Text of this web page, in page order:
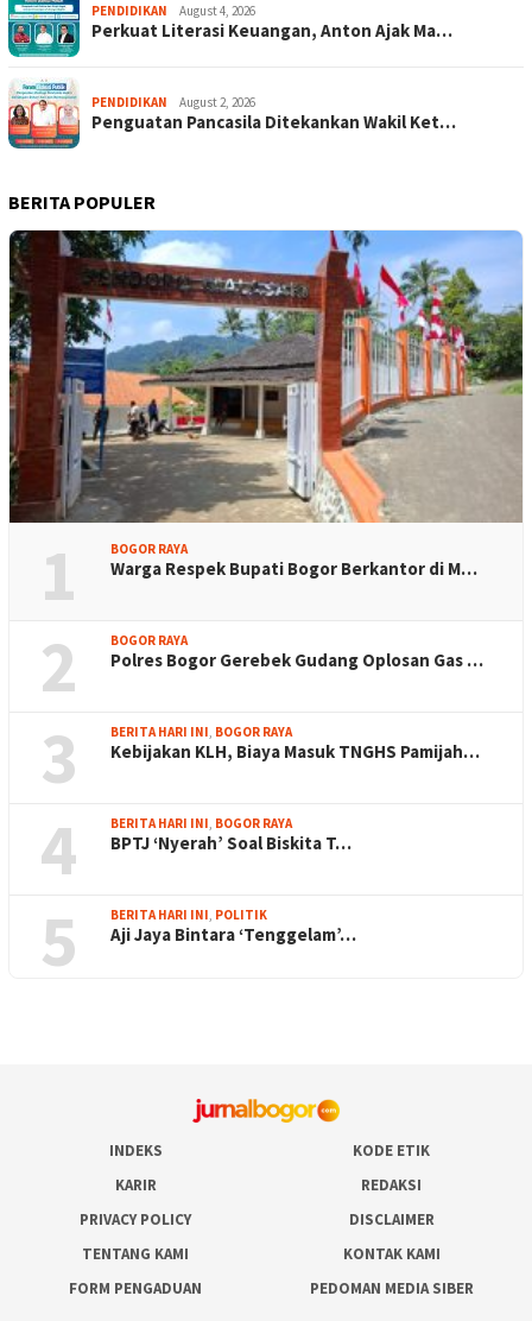
PENDIDIKAN August 4, 2026
Perkuat Literasi Keuangan, Anton Ajak Ma…
PENDIDIKAN August 2, 2026
Penguatan Pancasila Ditekankan Wakil Ket…
BERITA POPULER
1 BOGOR RAYA
Warga Respek Bupati Bogor Berkantor di M…
2 BOGOR RAYA
Polres Bogor Gerebek Gudang Oplosan Gas …
3 BERITA HARI INI BOGOR RAYA
Kebijakan KLH, Biaya Masuk TNGHS Pamijah…
4 BERITA HARI INI BOGOR RAYA
BPTJ ‘Nyerah’ Soal Biskita T…
5 BERITA HARI INI POLITIK
Aji Jaya Bintara ‘Tenggelam’…
INDEKS
KODE ETIK
KARIR
REDAKSI
PRIVACY POLICY
DISCLAIMER
TENTANG KAMI
KONTAK KAMI
FORM PENGADUAN
PEDOMAN MEDIA SIBER